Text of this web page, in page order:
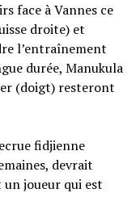
face à Vannes ce
droite) et
l’entraînement
durée, Manukula
(doigt) resteront
fidjienne
devrait
un joueur qui est